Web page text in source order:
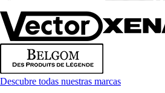
Descubre todas nuestras marcas